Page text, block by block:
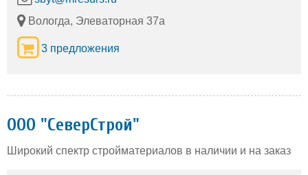
Вологда, Элеваторная 37а
3 предложения
ООО "СеверСтрой"
Широкий спектр стройматериалов в наличии и на заказ